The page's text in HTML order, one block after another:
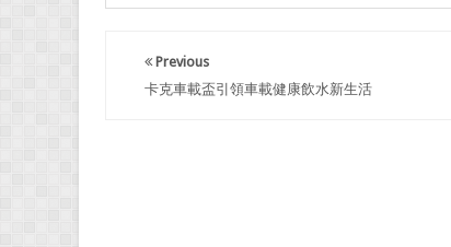
Previous
卡克車載盃引領車載健康飲水新生活